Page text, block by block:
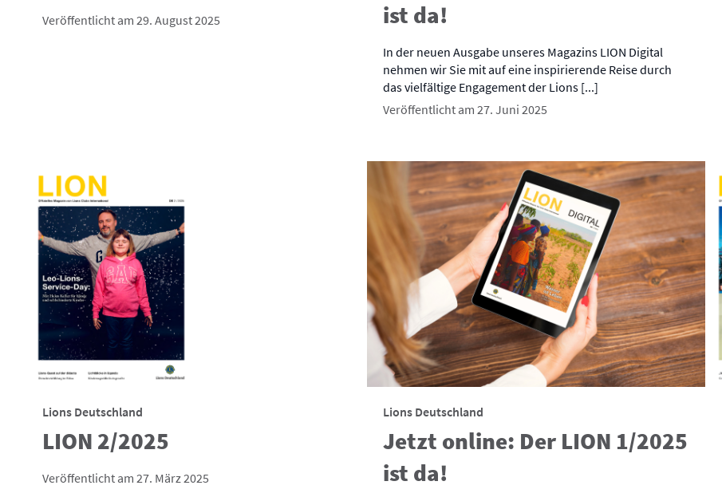
Veröffentlicht am 29. August 2025
ist da!
In der neuen Ausgabe unseres Magazins LION Digital
nehmen wir Sie mit auf eine inspirierende Reise durch
das vielfältige Engagement der Lions [...]
Veröffentlicht am 27. Juni 2025
Lions Deutschland
LION 2/2025
Veröffentlicht am 27. März 2025
Lions Deutschland
Jetzt online: Der LION 1/2025
ist da!